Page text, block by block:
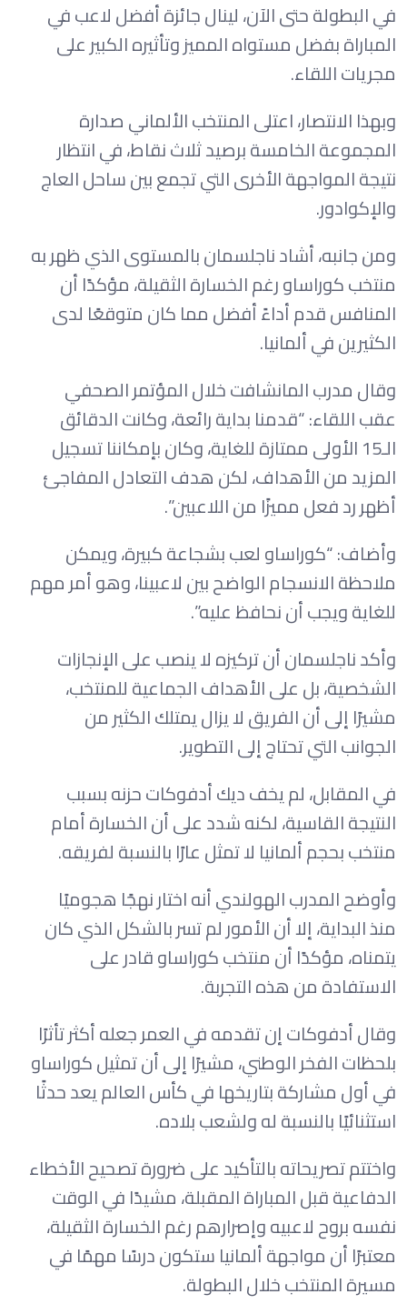
في البطولة حتى الآن، لينال جائزة أفضل لاعب في
المباراة بفضل مستواه المميز وتأثيره الكبير على
مجريات اللقاء.
وبهذا الانتصار، اعتلى المنتخب الألماني صدارة
المجموعة الخامسة برصيد ثلاث نقاط، في انتظار
نتيجة المواجهة الأخرى التي تجمع بين ساحل العاج
والإكوادور.
ومن جانبه، أشاد ناجلسمان بالمستوى الذي ظهر به
منتخب كوراساو رغم الخسارة الثقيلة، مؤكدًا أن
المنافس قدم أداءً أفضل مما كان متوقعًا لدى
الكثيرين في ألمانيا.
وقال مدرب المانشافت خلال المؤتمر الصحفي
عقب اللقاء: “قدمنا بداية رائعة، وكانت الدقائق
الـ15 الأولى ممتازة للغاية، وكان بإمكاننا تسجيل
المزيد من الأهداف، لكن هدف التعادل المفاجئ
أظهر رد فعل مميزًا من اللاعبين”.
وأضاف: “كوراساو لعب بشجاعة كبيرة، ويمكن
ملاحظة الانسجام الواضح بين لاعبينا، وهو أمر مهم
للغاية ويجب أن نحافظ عليه”.
وأكد ناجلسمان أن تركيزه لا ينصب على الإنجازات
الشخصية، بل على الأهداف الجماعية للمنتخب،
مشيرًا إلى أن الفريق لا يزال يمتلك الكثير من
الجوانب التي تحتاج إلى التطوير.
في المقابل، لم يخف ديك أدفوكات حزنه بسبب
النتيجة القاسية، لكنه شدد على أن الخسارة أمام
منتخب بحجم ألمانيا لا تمثل عارًا بالنسبة لفريقه.
وأوضح المدرب الهولندي أنه اختار نهجًا هجوميًا
منذ البداية، إلا أن الأمور لم تسر بالشكل الذي كان
يتمناه، مؤكدًا أن منتخب كوراساو قادر على
الاستفادة من هذه التجربة.
وقال أدفوكات إن تقدمه في العمر جعله أكثر تأثرًا
بلحظات الفخر الوطني، مشيرًا إلى أن تمثيل كوراساو
في أول مشاركة بتاريخها في كأس العالم يعد حدثًا
استثنائيًا بالنسبة له ولشعب بلاده.
واختتم تصريحاته بالتأكيد على ضرورة تصحيح الأخطاء
الدفاعية قبل المباراة المقبلة، مشيدًا في الوقت
نفسه بروح لاعبيه وإصرارهم رغم الخسارة الثقيلة،
معتبرًا أن مواجهة ألمانيا ستكون درسًا مهمًا في
مسيرة المنتخب خلال البطولة.